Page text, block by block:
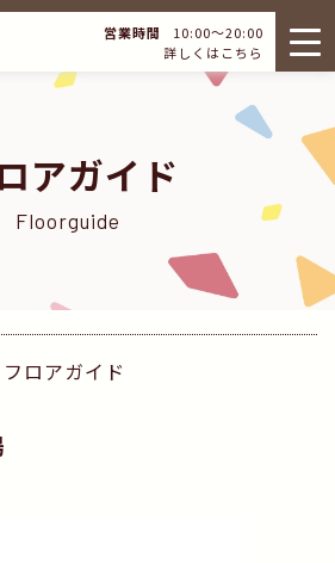
営業時間
10:00～20:00
詳しくはこちら
アガイド
Floorguide
フロアガイド